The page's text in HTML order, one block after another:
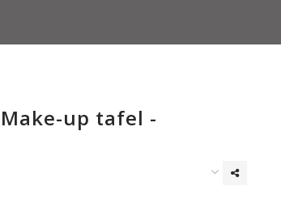
up tafel -